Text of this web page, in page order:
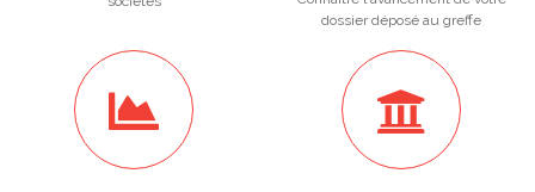
dossier déposé au greffe